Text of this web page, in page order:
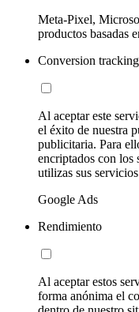
Meta-Pixel,
productos basadas
Conversion
Al aceptar este
el éxito de nuestra
publicitaria. Para
encriptados con los
utilizas sus
Google Ads
Rendimiento
Al aceptar estos
forma anónima el